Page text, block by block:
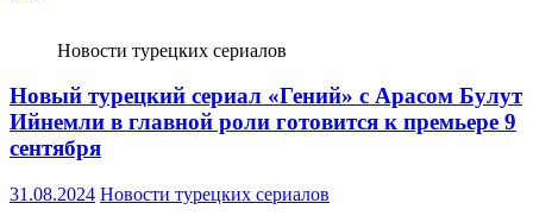
Новости турецких сериалов
Новый турецкий сериал «Гений» с Арасом Булут
Ийнемли в главной роли готовится к премьере 9
сентября
31.08.2024 Новости турецких сериалов